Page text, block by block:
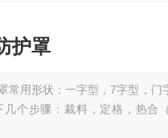
护罩
常用形状：一字型，7字型，门
个步骤：裁料，定格，热合